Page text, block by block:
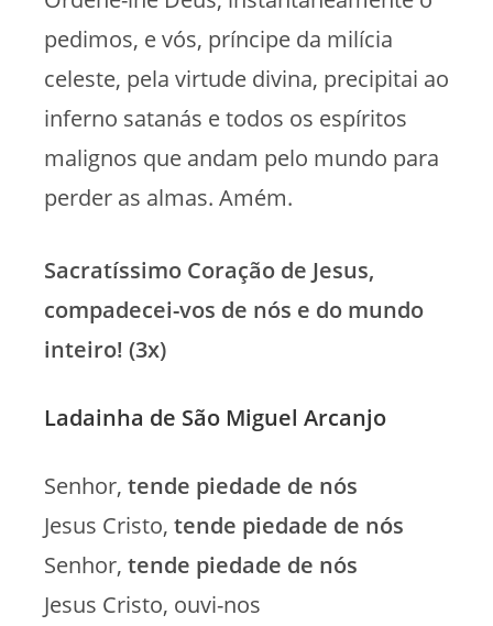
pedimos, e vós, príncipe da milícia
celeste, pela virtude divina, precipitai ao
inferno satanás e todos os espíritos
malignos que andam pelo mundo para
perder as almas. Amém.
Sacratíssimo Coração de Jesus,
compadecei-vos de nós e do mundo
inteiro! (3x)
Ladainha de São Miguel Arcanjo
Senhor, tende piedade de nós
Jesus Cristo, tende piedade de nós
Senhor, tende piedade de nós
Jesus Cristo, ouvi-nos